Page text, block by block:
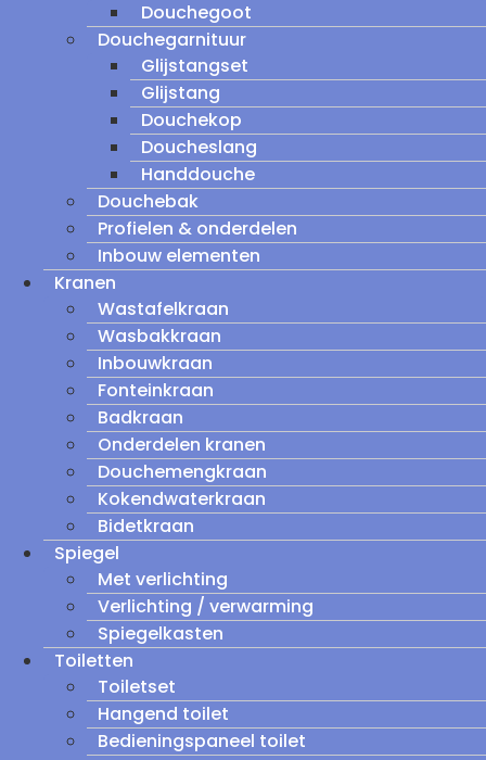
Douchegoot
Douchegarnituur
Glijstangset
Glijstang
Douchekop
Doucheslang
Handdouche
Douchebak
Profielen & onderdelen
Inbouw elementen
Kranen
Wastafelkraan
Wasbakkraan
Inbouwkraan
Fonteinkraan
Badkraan
Onderdelen kranen
Douchemengkraan
Kokendwaterkraan
Bidetkraan
Spiegel
Met verlichting
Verlichting / verwarming
Spiegelkasten
Toiletten
Toiletset
Hangend toilet
Bedieningspaneel toilet